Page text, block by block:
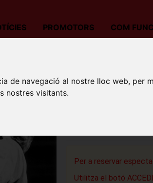
de navegació al nostre lloc web, per
nostres visitants.
PROMOTORS COM
CANDIDE (ÒPERA
Per a reservar
Utilitza el botó